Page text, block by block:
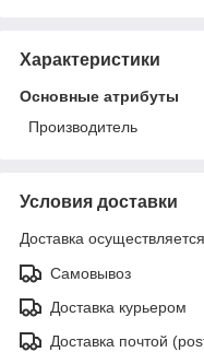
Характеристики
Основные атрибуты
Производитель
Условия доставки
Доставка
Самовывоз
Доставка курьером
Доставка почтой